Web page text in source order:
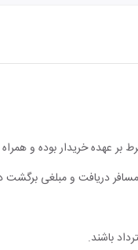
عهده خریدار بوده و
مسافر دریافت و مبلغی
باشند.